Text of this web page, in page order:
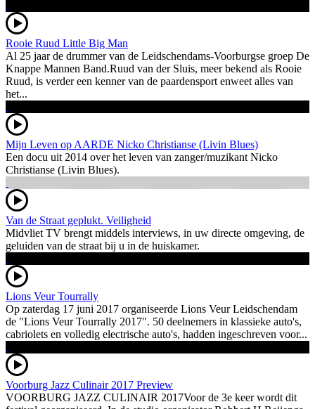
Rooie Ruud Little Big Man
Al 25 jaar de drummer van de Leidschendams-Voorburgse groep De
Knappe Mannen Band.Ruud van der Sluis, meer bekend als Rooie
Ruud, is verder een kenner van de paardensport enweet alles van
het...
Mijn Leven op AARDE Nicko Christianse (Livin Blues)
Een docu uit 2014 over het leven van zanger/muzikant Nicko
Christianse (Livin Blues).
Van de Straat geplukt. Veiligheid
Midvliet TV brengt middels interviews, in uw directe omgeving, de
geluiden van de straat bij u in de huiskamer.
Lions Veur Tourrally
Op zaterdag 17 juni 2017 organiseerde Lions Veur Leidschendam
de "Lions Veur Tourrally 2017". 50 deelnemers in klassieke auto's,
cabriolets en volledig electrische auto's, hadden ingeschreven voor...
Voorburg Jazz Culinair 2017 Preview
VOORBURG JAZZ CULINAIR 2017Voor de 3e keer wordt dit